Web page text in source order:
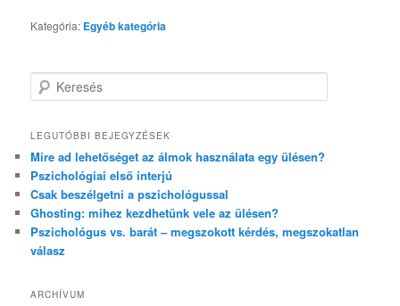
Kategória: Egyéb kategória
e
e
é
s
LEGUTÓBBI BEJEGYZÉSEK
Mire ad lehetőséget az álmok használata egy ülésen?
Pszichológiai első interjú
Csak beszélgetni a pszichológussal
Ghosting: mihez kezdhetünk vele az ülésen?
Pszichológus vs. barát – megszokott kérdés, megszokatlan
válasz
ARCHÍVUM